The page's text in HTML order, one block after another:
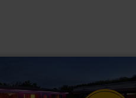
und bieten ein Kingsize-Bett.